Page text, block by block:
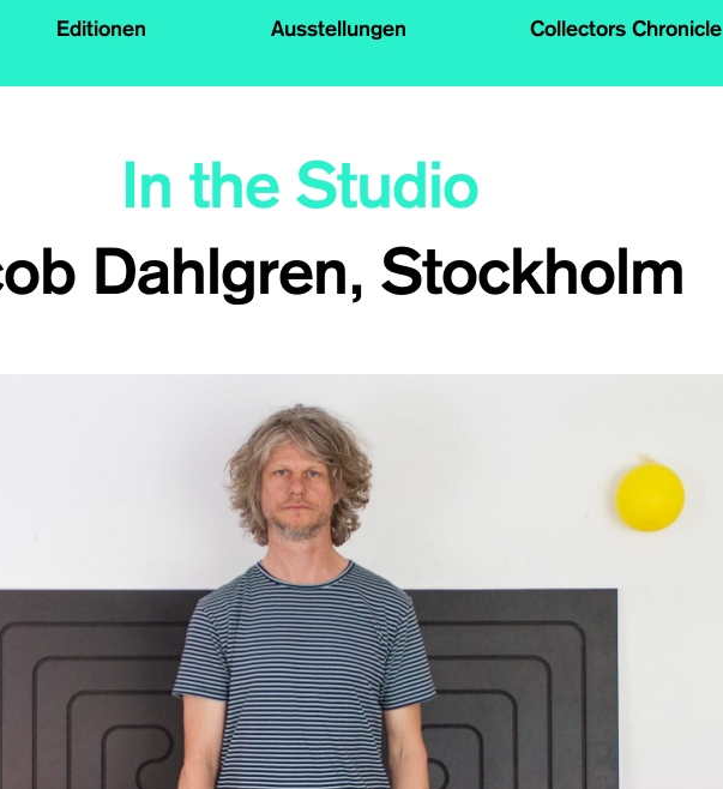
Editionen Ausstellungen Collectors Chronicle
Dahlgren, Stockholm
In the Studio